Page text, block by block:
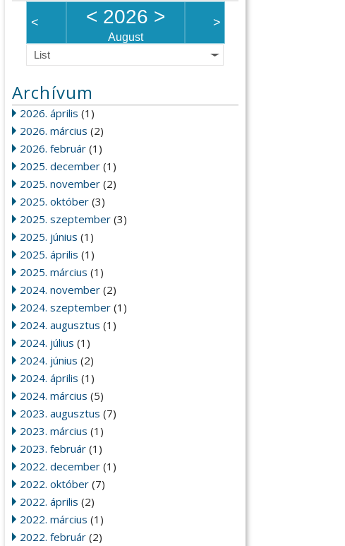
< < 2026 >
August
>
List
Archívum
2026. április (1)
2026. március (2)
2026. február(1)
2025. december(1)
2025. november(2)
2025. október(3)
2025. szeptember(3)
2025. június (1)
2025. április (1)
2025. március (1)
2024. november(2)
2024. szeptember(1)
2024. augusztus (1)
2024. július (1)
2024. június (2)
2024. április (1)
2024. március (5)
2023. augusztus (7)
2023. március (1)
2023. február(1)
2022. december(1)
2022. október(7)
2022. április (2)
2022. március (1)
2022. február(2)